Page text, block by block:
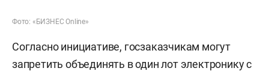
Фото: «БИЗНЕС Online»
Согласно инициативе, госзаказчикам могут
запретить объединять в один лот электронику с